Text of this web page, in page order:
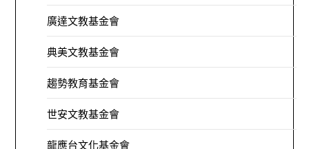
廣達文教基金會
典美文教基金會
趨勢教育基金會
世安文教基金會
龍應台文化基金會